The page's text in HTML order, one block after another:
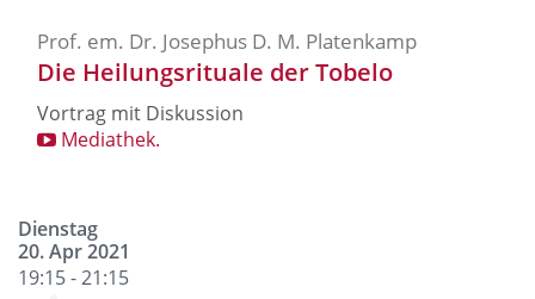
Prof. em. Dr. Josephus D. M. Platenkamp
Die Heilungsrituale der Tobelo
Vortrag mit Diskussion
Mediathek.
Dienstag
20. Apr 2021
19:15 - 21:15